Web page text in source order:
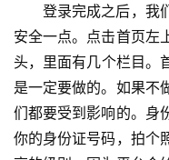
登录完成之后，我
安全一点。点击首页左
头，里面有几个栏目。
是一定要做的。如果不
们都要受到影响的。身
你的身份证号码，拍个